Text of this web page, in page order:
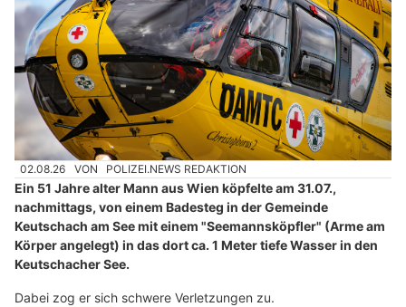
02.08.26 VON POLIZEI.NEWS REDAKTION
Ein 51 Jahre alter Mann aus Wien köpfelte am 31.07.,
nachmittags, von einem Badesteg in der Gemeinde
Keutschach am See mit einem "Seemannsköpfler" (Arme am
Körper angelegt) in das dort ca. 1 Meter tiefe Wasser in den
Keutschacher See.
Dabei zog er sich schwere Verletzungen zu.